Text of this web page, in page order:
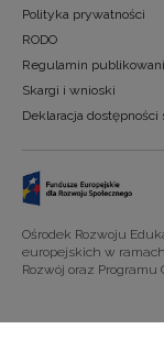
Polityka prywatności
RODO
Regulamin
Skargi i wnioski
Deklaracja dostępności
Ośrodek Rozwoju
europejskich w
Rozwój oraz Programu